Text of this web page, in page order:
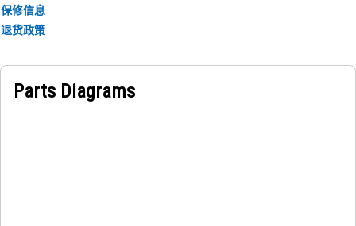
保修信息
退货政策
Parts Diagrams